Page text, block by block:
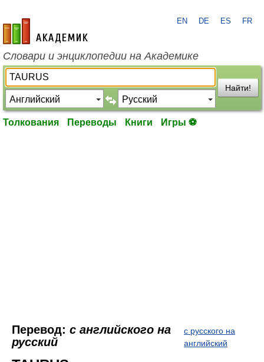
academic.ru
EN DE ES FR
Словари и энциклопедии на Академике
Найти!
Толкования Переводы Книги Игры ⚽
Перевод: с английского на
русский
с русского на
английский